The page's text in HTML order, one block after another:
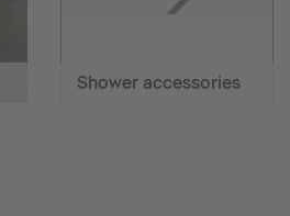
Shower accessories